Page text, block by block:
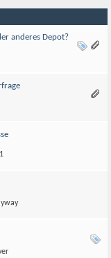
anderes Depot?